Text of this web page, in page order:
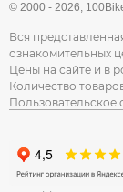
© 2000 - 2026,
Вся
ознакомительных
Цены на сайте и в
Количество
Пользовательское